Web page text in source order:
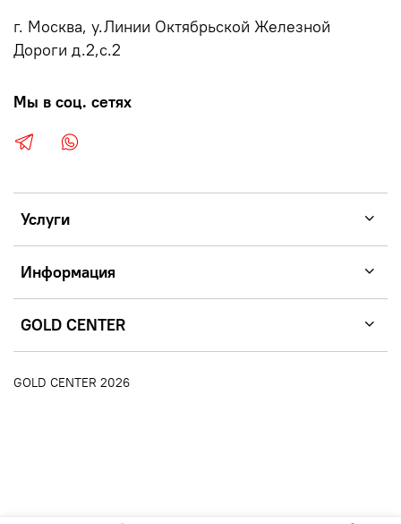
Услуги
Информация
GOLD CENTER
г. Москва, у.Линии Октябрьской Железной
Дороги д.2,с.2
Мы в соц. сетях
GOLD CENTER 2026